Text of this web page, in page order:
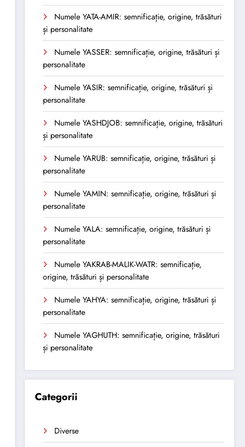
Numele YATA-AMIR: semnificație, origine, trăsături
și personalitate
Numele YASSER: semnificație, origine, trăsături și
personalitate
Numele YASIR: semnificație, origine, trăsături și
personalitate
Numele YASHDJOB: semnificație, origine, trăsături
și personalitate
Numele YARUB: semnificație, origine, trăsături și
personalitate
Numele YAMIN: semnificație, origine, trăsături și
personalitate
Numele YALA: semnificație, origine, trăsături și
personalitate
Numele YAKRAB-MALIK-WATR: semnificație,
origine, trăsături și personalitate
Numele YAHYA: semnificație, origine, trăsături și
personalitate
Numele YAGHUTH: semnificație, origine, trăsături
și personalitate
Categorii
Diverse